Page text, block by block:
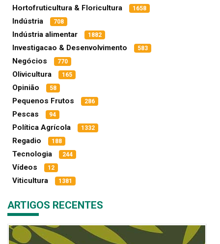
Hortofruticultura & Floricultura 1658
Indústria 708
Indústria alimentar 1882
Investigacao & Desenvolvimento 583
Negócios 770
Olivicultura 165
Opinião 58
Pequenos Frutos 286
Pescas 94
Política Agrícola 1332
Regadio 188
Tecnologia 244
Vídeos 12
Viticultura 1381
ARTIGOS RECENTES